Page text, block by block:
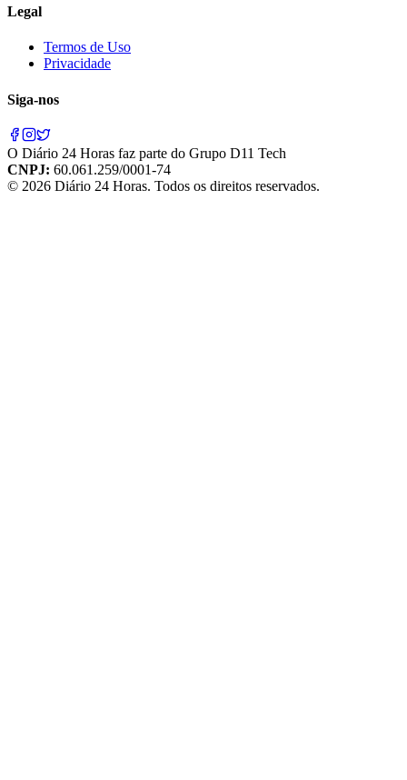
Legal
Termos de Uso
Privacidade
Siga-nos
O Diário 24 Horas faz parte do Grupo D11 Tech
CNPJ: 60.061.259/0001-74
© 2026 Diário 24 Horas. Todos os direitos reservados.